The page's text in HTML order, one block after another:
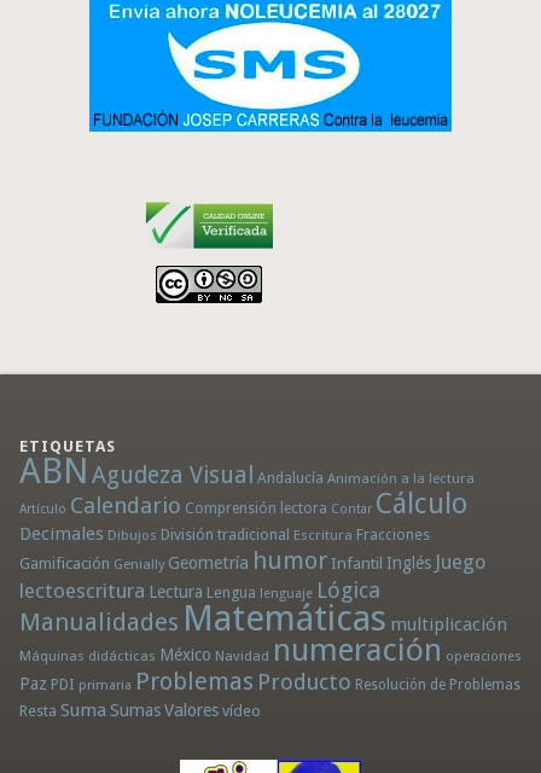
ETIQUETAS
ABN Agudeza Visual Andalucía Animación a la lectura
Artículo Calendario Comprensión lectora Contar Cálculo
Decimales Dibujos División tradicional Escritura Fracciones
Gamificación Genially Geometría humor Infantil Inglés Juego
lectoescritura Lectura Lengua lenguaje Lógica
Manualidades Matemáticas multiplicación
Máquinas didácticas México Navidad numeración operaciones
Paz PDI primaria Problemas Producto Resolución de Problemas
Resta Suma Sumas Valores vídeo